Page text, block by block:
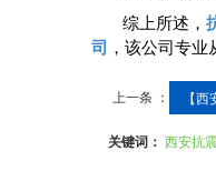
综上所述，
司 ，该公司专
上一条 ： 【
关键词： 西安抗